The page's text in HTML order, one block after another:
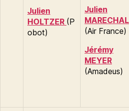
Julien
HOLTZER (P
obot)
Julien
MARECHAL
(Air France)
Jérémy
MEYER
(Amadeus)